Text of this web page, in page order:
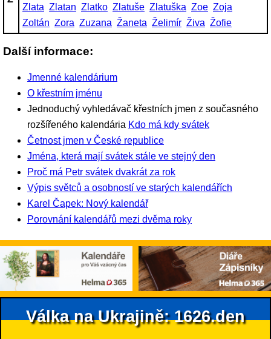
Zlata Zlatan Zlatko Zlatuše Zlatuška Zoe Zoja
Zoltán Zora Zuzana Žaneta Želimír Živa Žofie
Další informace:
Jmenné kalendárium
O křestním jménu
Jednoduchý vyhledávač křestních jmen z současného
rozšířeného kalendária Kdo má kdy svátek
Četnost jmen v České republice
Jména, která mají svátek stále ve stejný den
Proč má Petr svátek dvakrát za rok
Výpis světců a osobností ve starých kalendářích
Karel Čapek: Nový kalendář
Porovnání kalendářů mezi dvěma roky
Válka na Ukrajině: 1626.den